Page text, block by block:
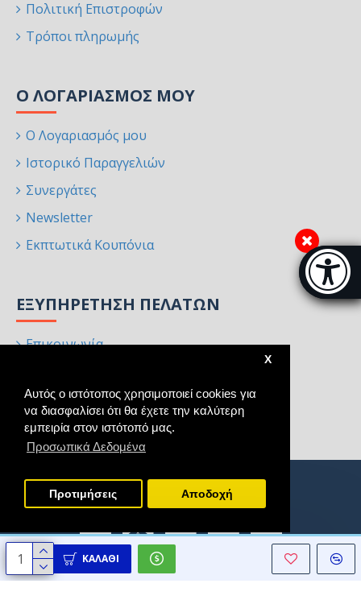
Αυτός ο ιστότοπος χρησιμοποιεί cookies για
να διασφαλίσει ότι θα έχετε την καλύτερη
εμπειρία στον ιστότοπό μας.
Προσωπικά Δεδομένα
X
Προτιμήσεις Aποδοχή
Μπάρα
ΚΑΛΆΘΙ
Πολιτική Επιστροφών
Τρόποι πληρωμής
Ο ΛΟΓΑΡΙΑΣΜΌΣ ΜΟΥ
Ο Λογαριασμός μου
Ιστορικό Παραγγελιών
Συνεργάτες
Newsletter
Εκπτωτικά Κουπόνια
ΕΞΥΠΗΡΈΤΗΣΗ ΠΕΛΑΤΏΝ
Επικοινωνία
Χάρτης Ιστότοπου
Κατασκευαστές
Copyright © 2021 - 2025, Homeart, All Rights Reserved